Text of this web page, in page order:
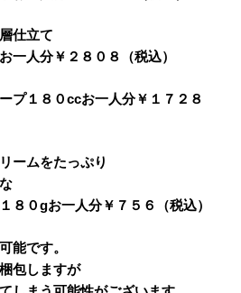
仕立て
一人分￥２８０８（税込）
プ１８０ccお一人分￥１７２８
ームをたっぷり
８０gお一人分￥７５６（税込）
能です。
包しますが